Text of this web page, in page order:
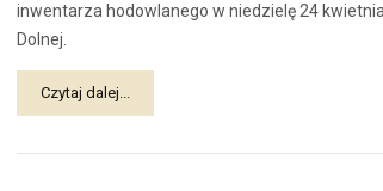
inwentarza hodowlanego w niedzielę 24
Dolnej.
Czytaj dalej...